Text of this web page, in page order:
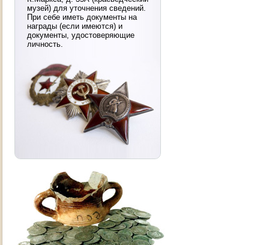
музей) для уточнения сведений.
При себе иметь документы на
награды (если имеются) и
документы, удостоверяющие
личность.